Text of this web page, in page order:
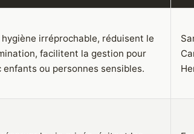
irréprochable, réduisent le
facilitent la gestion pour
enfants ou personnes sensibles.